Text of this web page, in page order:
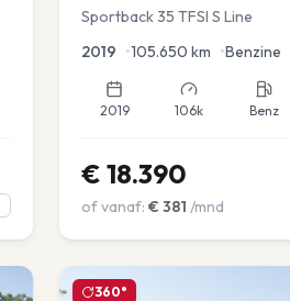
Sportback 35 TFSI S Line
2019 •105.650 km •Benzine
2019 106k Benz
€ 18.390
of vanaf: € 381 /mnd
360°